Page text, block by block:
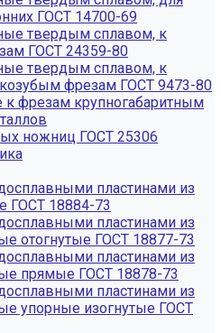
ГОСТ 14700-69
твердым сплавом, к
ГОСТ 24359-80
твердым сплавом, к
фрезам ГОСТ 9473-80
фрезам крупногабаритным
ножниц ГОСТ 25306
пластинами из
ГОСТ 18884-73
пластинами из
отогнутые ГОСТ 18877-73
пластинами из
прямые ГОСТ 18878-73
пластинами из
упорные изогнутые ГОСТ